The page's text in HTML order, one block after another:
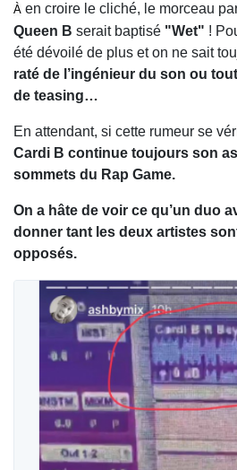
À en croire le cliché, le morceau
Queen B serait baptisé "Wet" !
été dévoilé de plus et on ne sait
raté de l’ingénieur du son ou
de teasing…
En attendant, si cette rumeur se
Cardi B continue toujours son
sommets du Rap Game.
On a hâte de voir ce qu’un duo
donner tant les deux artistes
opposés.